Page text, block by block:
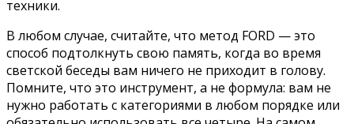
техники.
В любом случае, считайте, что метод FORD — это
способ подтолкнуть свою память, когда во время
светской беседы вам ничего не приходит в голову.
Помните, что это инструмент, а не формула: вам не
нужно работать с категориями в любом порядке или